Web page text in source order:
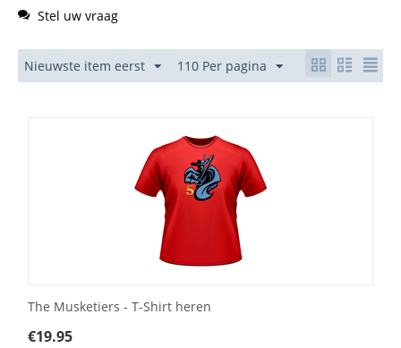
Stel uw vraag
Nieuwste item eerst 110 Per pagina
The Musketiers - T-Shirt heren
€19.95